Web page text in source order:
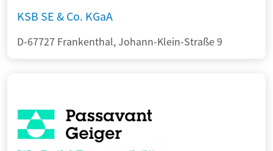
KSB SE & Co. KGaA
D-67727 Frankenthal, Johann-Klein-Straße 9